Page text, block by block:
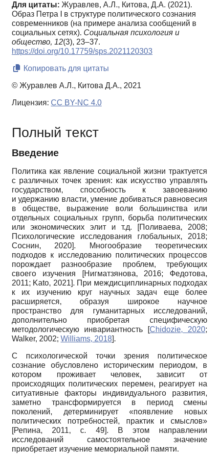
Для цитаты: Журавлев, А.Л., Китова, Д.А. (2021).
Образ Петра I в структуре политического сознания
современников (на примере анализа сообщений в
социальных сетях). Социальная психология и
общество, 12(3), 23–37.
https://doi.org/10.17759/sps.2021120303
Копировать для цитаты
© Журавлев А.Л., Китова Д.А., 2021
Лицензия: CC BY-NC 4.0
Полный текст
Введение
Политика как явление социальной жизни трактуется
с различных точек зрения: как искусство управлять
государством, способность к завоеванию
и удержанию власти, умение добиваться равновесия
в обществе, выражение воли большинства или
отдельных социальных групп, борьба политических
или экономических элит и т.д.
[Поливаева, 2008;
Психологические исследования глобальных, 2018;
Соснин, 2020]. Многообразие теоретических
подходов к исследованию политических процессов
порождает разнообразие проблем, требующих
своего изучения
[Нигматзянова, 2016; Федотова,
2011; Kato, 2021]. При междисциплинарных подходах
к их изучению круг научных задач еще более
расширяется, образуя широкое научное
пространство для гуманитарных исследований,
дополнительно приобретая специфическую
методологическую инвариантность
[Chidozie, 2020;
Walker, 2002; Williams, 2018].
С психологической точки зрения политическое
сознание обусловлено историческим периодом, в
котором проживает человек, зависит от
происходящих политических перемен, реагирует на
ситуативные факторы индивидуального развития,
заметно трансформируется в период смены
поколений, детерминирует «появление новых
политических потребностей, практик и смыслов»
[Репина, 2011, с. 49]. В этом направлении
исследований самостоятельное значение
приобретает изучение мемориальной памяти.